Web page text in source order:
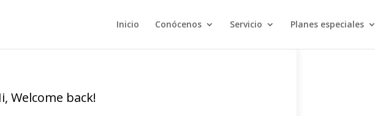
Inicio Conócenos Servicio Planes especiales
Welcome back!